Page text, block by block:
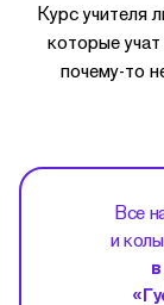
Курс учителя
которые
почему-то
Все
и